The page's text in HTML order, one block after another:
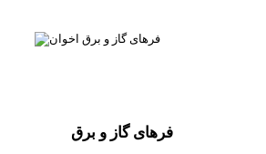
فرهای گاز و برق